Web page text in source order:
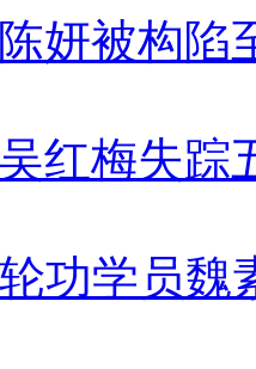
妍被构
红梅失
功学员魏